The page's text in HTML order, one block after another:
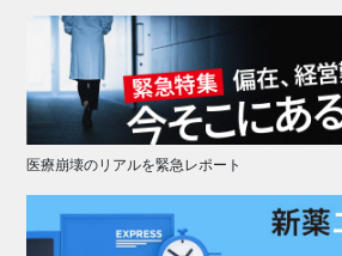
医療崩壊のリアルを緊急レポート